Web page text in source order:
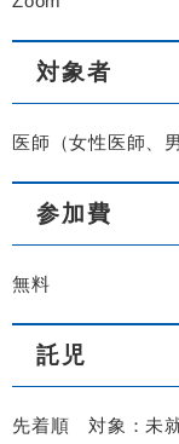
対象者
医師（女性医師、
参加費
無料
託児
先着順 対象：未